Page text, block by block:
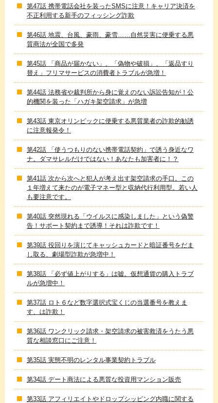
第47話 携帯電話会社を装ったSMSに注意！キャリア決済を
不正利用する新手のフィッシング詐欺
第46話 地震、台風、豪雨、豪雪……自然災害に便乗する悪
質商法が全国で多発
第45話 「商品が届かない」、「偽物や破損」、「返品すり
替え」フリマサービスの消費者トラブルが急増！
第44話 法務省や裁判所から身に覚えのない訴訟告知が！公
的機関を装った「ハガキ架空請求」が急増
第43話 東京オリンピックに便乗する悪質業者の詐欺的勧誘
に注意報発令！
第42話 「使うつもりのない携帯電話契約」で誘う身近なワ
ナ。ダマサレルだけではない！あなたも加害者に！？
第41話 次から次へと犯人が考え出す架空請求の手口。この
１年増えて来たのが電子マネー型と収納代行利用型。若い人
も要注意です。
第40話 突然現れる「ウイルスに感染しました」という偽警
告！サポート契約まで誘導！それは詐欺です！
第39話 役回りを演じてキャッシュカードと暗証番号をだま
し取る、劇場型詐欺が急増中！
第38話 「必ず値上がりする」は嘘。仮想通貨の購入トラブ
ルが急増中！
第37話 ロト６など数字選択式宝くじの当選番号を教えま
す、は詐欺！
第36話 ワンクリック請求・架空請求の被害救済をうたう悪
質な相談窓口にご注意！
第35話 実態不明のレンタル事業契約トラブル
第34話 デート商法による悪質な投資用マンション販売
第33話 アフィリエイトやドロップシッピング内職に関する